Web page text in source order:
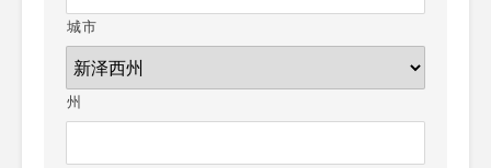
城市
州